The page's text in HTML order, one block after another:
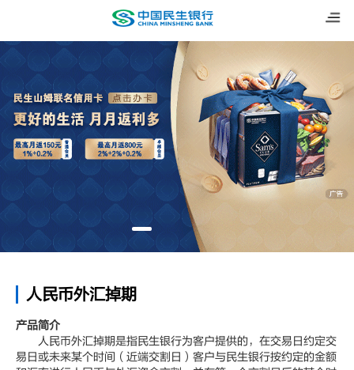
人民币外汇掉期
产品简介
人民币外汇掉期是指民生银行为客户提供的，在交易日约定交
易日或未来某个时间（近端交割日）客户与民生银行按约定的金额